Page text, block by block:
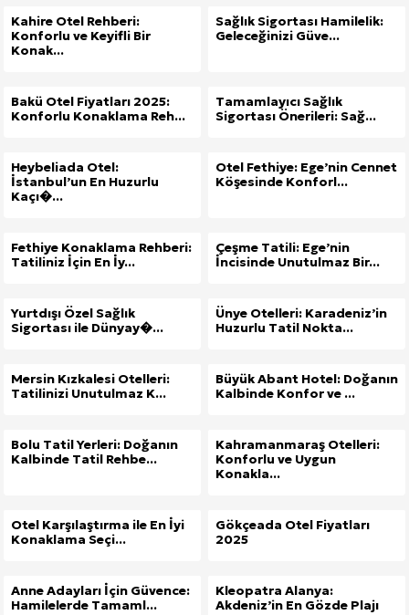
Kahire Otel Rehberi:
Konforlu ve Keyifli Bir
Konak...
Sağlık Sigortası Hamilelik:
Geleceğinizi Güve...
Bakü Otel Fiyatları 2025:
Konforlu Konaklama Reh...
Tamamlayıcı Sağlık
Sigortası Önerileri: Sağ...
Heybeliada Otel:
İstanbul’un En Huzurlu
Kaçı�...
Otel Fethiye: Ege’nin Cennet
Köşesinde Konforl...
Fethiye Konaklama Rehberi:
Tatiliniz İçin En İy...
Çeşme Tatili: Ege’nin
İncisinde Unutulmaz Bir...
Yurtdışı Özel Sağlık
Sigortası ile Dünyay�...
Ünye Otelleri: Karadeniz’in
Huzurlu Tatil Nokta...
Mersin Kızkalesi Otelleri:
Tatilinizi Unutulmaz K...
Büyük Abant Hotel: Doğanın
Kalbinde Konfor ve ...
Bolu Tatil Yerleri: Doğanın
Kalbinde Tatil Rehbe...
Kahramanmaraş Otelleri:
Konforlu ve Uygun
Konakla...
Otel Karşılaştırma ile En İyi
Konaklama Seçi...
Gökçeada Otel Fiyatları
2025
Anne Adayları İçin Güvence:
Hamilelerde Tamaml...
Kleopatra Alanya:
Akdeniz’in En Gözde Plajı